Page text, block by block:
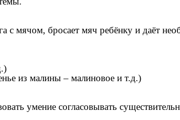
с мячом, бросает мяч ребёнку и даёт
из малины – малиновое и т.д.)
умение согласовывать